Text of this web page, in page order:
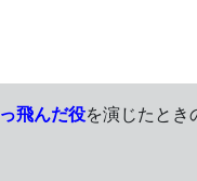
っ飛んだ役を演じたとき